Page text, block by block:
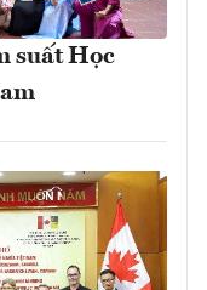
suất Học